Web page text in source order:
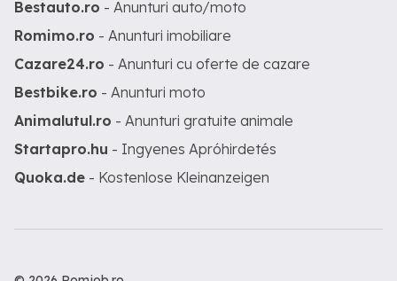
Bestauto.ro - Anunturi auto/moto
Romimo.ro - Anunturi imobiliare
Cazare24.ro - Anunturi cu oferte de cazare
Bestbike.ro - Anunturi moto
Animalutul.ro - Anunturi gratuite animale
Startapro.hu - Ingyenes Apróhirdetés
Quoka.de - Kostenlose Kleinanzeigen